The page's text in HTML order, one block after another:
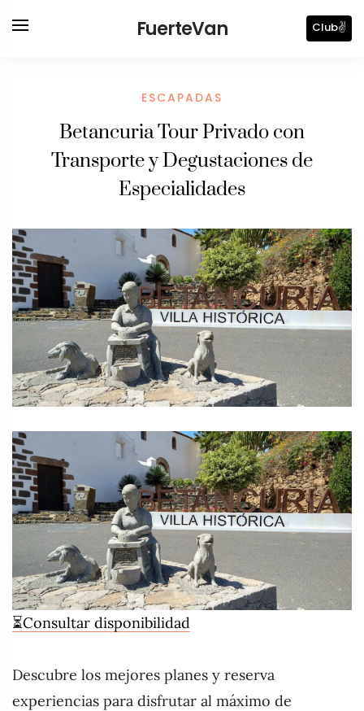
FuerteVan Club✌️
ESCAPADAS
Betancuria Tour Privado con
Transporte y Degustaciones de
Especialidades
⏳Consultar disponibilidad
Descubre los mejores planes y reserva
experiencias para disfrutar al máximo de